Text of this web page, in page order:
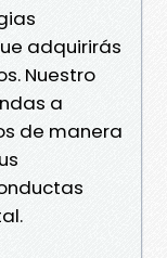
adquirirás
Nuestro
a
de manera